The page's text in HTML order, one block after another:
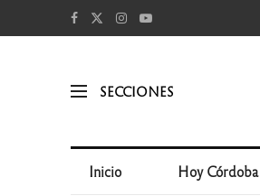
SECCIONES
Inicio Hoy Córdoba